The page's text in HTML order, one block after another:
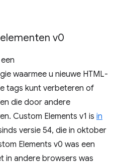
v0
waarmee u nieuwe HTML-
tags kunt verbeteren of
die door andere
Custom Elements v1 is in
versie 54, die in oktober
Elements v0 was een
in andere browsers was